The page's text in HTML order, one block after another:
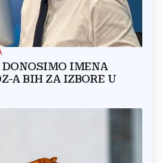
IMENA
A BIH ZA IZBORE U